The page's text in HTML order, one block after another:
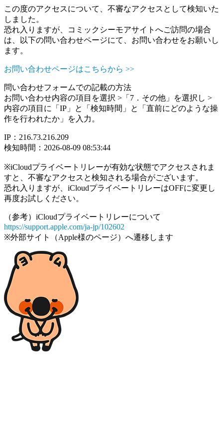
この度のアクセスについて、不審なアクセスとして検知いた
しました。
恐れ入りますが、コミックシーモアサイトへご訪問の場合
は、以下の問い合わせページにて、お問い合わせをお願いし
ます。
お問い合わせページはこちらから >>
問い合わせフォームでの記載の方法
お問い合わせ内容の項目を選択 >「7．その他」を選択し >
内容の項目に「IP」と「検知時間」と「直前にどのような操
作を行われたか」を入力。
IP：216.73.216.209
検知時間：2026-08-09 08:53:44
※iCloudプライベートリレーが有効な状態でアクセスされま
すと、不審なアクセスと検知される場合がございます。
恐れ入りますが、iCloudプライベートリレーはOFFに変更し
再度お試しください。
（参考）iCloudプライベートリレーについて
https://support.apple.com/ja-jp/102602
※外部サイト（Apple様のページ）へ遷移します